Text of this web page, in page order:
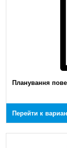
Планування
Перейти к